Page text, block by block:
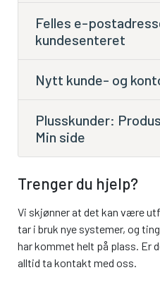
Felles e-
kundesenteret
Nytt kunde- og
Plusskunder:
Min side
Trenger du hjelp?
Vi skjønner at det kan være
tar i bruk nye systemer, og
har kommet helt på plass. Er
alltid ta kontakt med oss.